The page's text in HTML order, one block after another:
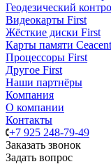
Геодезический
Видеокарты First
Жёсткие диски First
Карты памяти
Процессоры First
Другое First
Наши партнёры
Компания
О компании
Контакты
+7 925 248-79-49
Заказать звонок
Задать вопрос